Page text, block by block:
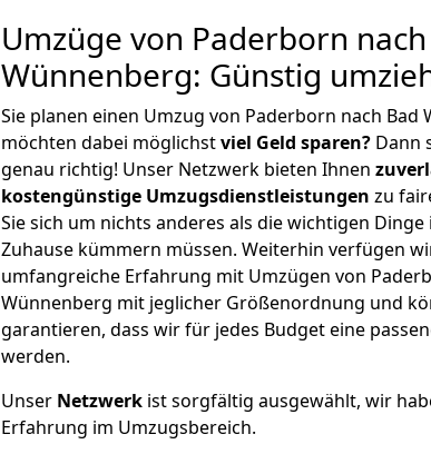
Umzüge von Paderborn
Wünnenberg: Günstig
Sie planen einen Umzug von Paderborn nach Bad
möchten dabei möglichstviel Geld sparen? Dann
genau richtig! Unser Netzwerk bieten Ihnen
kostengünstige Umzugsdienstleistungen zu
Sie sich um nichts anderes als die wichtigen
Zuhause kümmern müssen. Weiterhin verfügen
umfangreiche Erfahrung mit Umzügen von
Wünnenberg mit jeglicher Größenordnung und
garantieren, dass wir für jedes Budget eine
werden.
Unser Netzwerk ist sorgfältig ausgewählt, wir
Erfahrung im Umzugsbereich.